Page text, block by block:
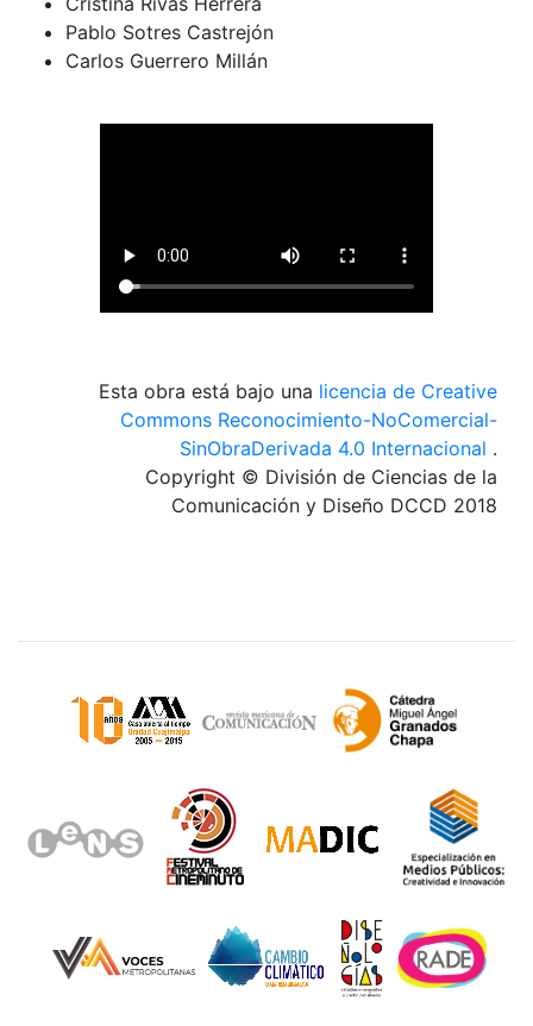
Pablo Sotres Castrejón
Carlos Guerrero Millán
Esta obra está bajo una licencia de Creative
Commons Reconocimiento-NoComercial-
SinObraDerivada 4.0 Internacional .
Copyright © División de Ciencias de la
Comunicación y Diseño DCCD 2018